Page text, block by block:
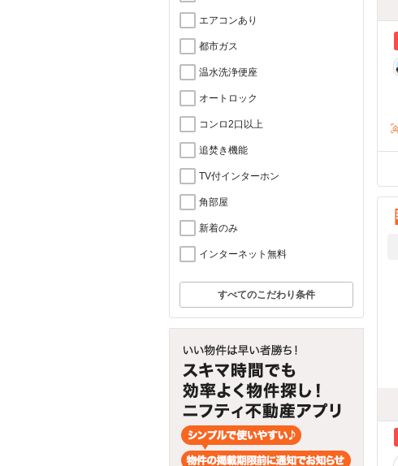
エアコンあり
都市ガス
温水洗浄便座
オートロック
コンロ2口以上
追焚き機能
TV付インターホン
角部屋
新着のみ
インターネット無料
すべてのこだわり条件